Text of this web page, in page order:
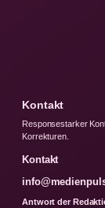
Kontakt
Responsestarker
Korrekturen.
Kontakt
Antwort der